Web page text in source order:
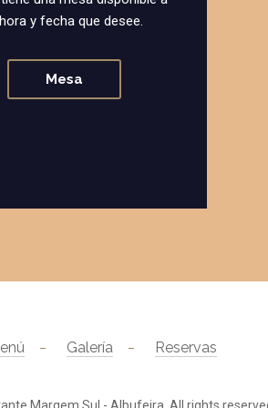
y fecha que desee.
Mesa
Galería Reservas